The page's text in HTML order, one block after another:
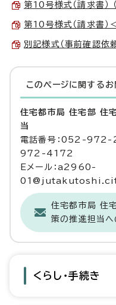
第10号様式（請求書
第10号様式（請求書
別記様式（事前確認
このページに関する お
住宅都市局 住宅部 住
当
電話番号：052-972-
972-4172
Eメール：a2960-
住宅都市局 住
策の推進担当
くらし・手続き